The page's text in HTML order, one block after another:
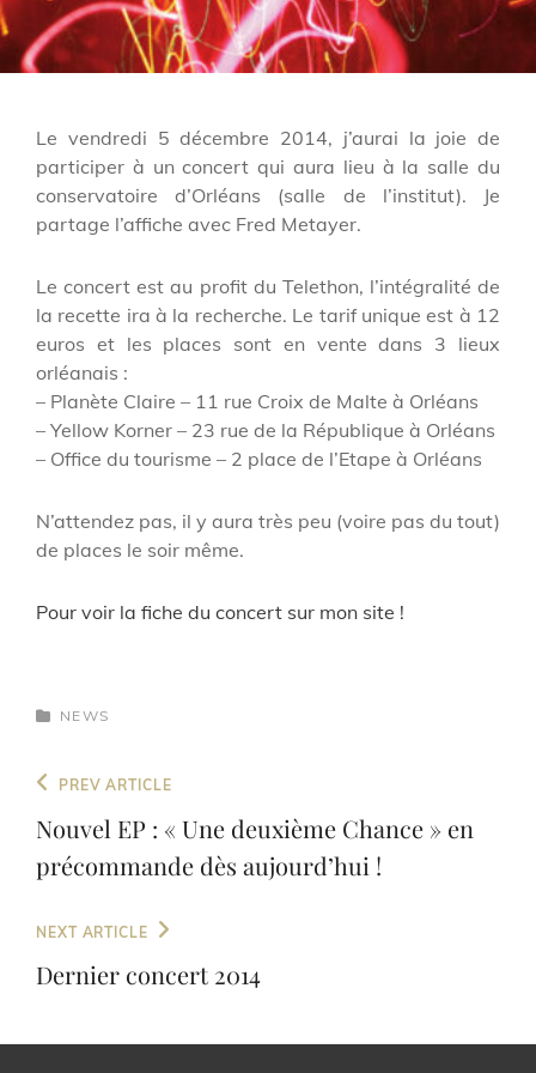
Le vendredi 5 décembre 2014, j’aurai la joie de
participer à un concert qui aura lieu à la salle du
conservatoire d’Orléans (salle de l’institut). Je
partage l’affiche avec Fred Metayer.
Le concert est au profit du Telethon, l’intégralité de
la recette ira à la recherche. Le tarif unique est à 12
euros et les places sont en vente dans 3 lieux
orléanais :
– Planète Claire – 11 rue Croix de Malte à Orléans
– Yellow Korner – 23 rue de la République à Orléans
– Office du tourisme – 2 place de l’Etape à Orléans
N’attendez pas, il y aura très peu (voire pas du tout)
de places le soir même.
Pour voir la fiche du concert sur mon site !
CATEGORIES
NEWS
Navigation
de
l’article
Previous
Post
PREV ARTICLE
Nouvel EP : « Une deuxième Chance » en
précommande dès aujourd’hui !
Next
Post
NEXT ARTICLE
Dernier concert 2014